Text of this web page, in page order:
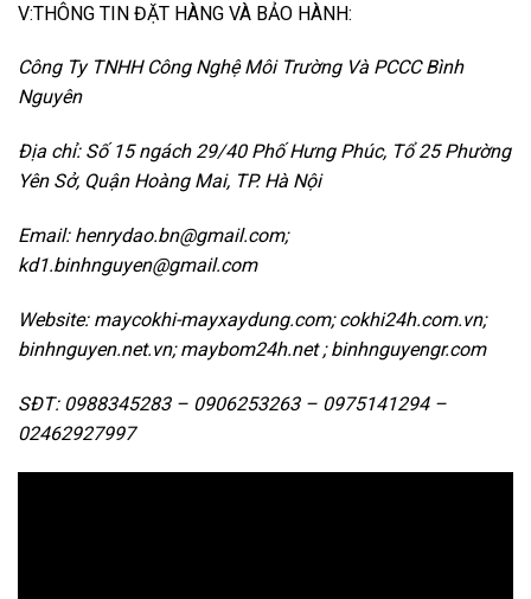
V:THÔNG TIN ĐẶT HÀNG VÀ BẢO HÀNH:
Công Ty TNHH Công Nghệ Môi Trường Và PCCC Bình
Nguyên
Địa chỉ: Số 15 ngách 29/40 Phố Hưng Phúc, Tổ 25 Phường
Yên Sở, Quận Hoàng Mai, TP. Hà Nội
Email: henrydao.bn@gmail.com;
kd1.binhnguyen@gmail.com
Website: maycokhi-mayxaydung.com; cokhi24h.com.vn;
binhnguyen.net.vn; maybom24h.net ; binhnguyengr.com
SĐT: 0988345283 – 0906253263 – 0975141294 –
02462927997